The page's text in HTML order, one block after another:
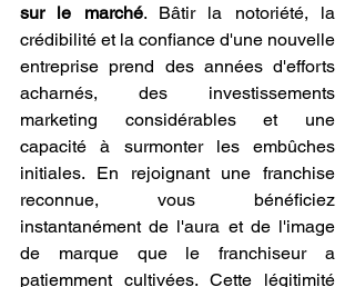
sur le marché. Bâtir la notoriété, la
crédibilité et la confiance d'une nouvelle
entreprise prend des années d'efforts
acharnés, des investissements
marketing considérables et une
capacité à surmonter les embûches
initiales. En rejoignant une franchise
reconnue, vous bénéficiez
instantanément de l'aura et de l'image
de marque que le franchiseur a
patiemment cultivées. Cette légitimité